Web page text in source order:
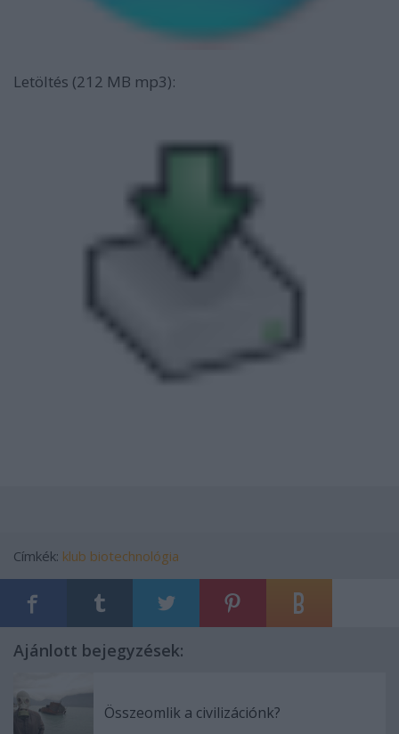
Letöltés (212 MB mp3):
Címkék: klub biotechnológia
Ajánlott bejegyzések:
Összeomlik a civilizációnk?